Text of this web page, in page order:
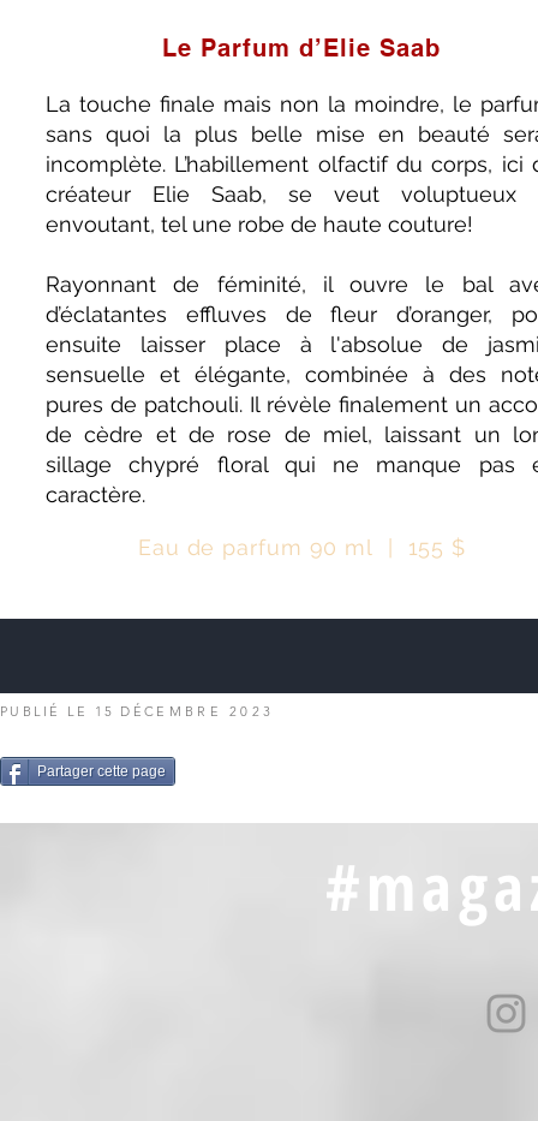
Le Parfum d’Elie Saab
La touche finale mais non la moindre, le
sans quoi la plus belle mise en beauté
incomplète. L’habillement olfactif du corps, ici
créateur Elie Saab, se veut voluptueux
envoutant, tel une robe de haute couture!
Rayonnant de féminité, il ouvre le bal
d’éclatantes effluves de fleur d’oranger,
ensuite laisser place à l'absolue de
sensuelle et élégante, combinée à des
pures de patchouli. Il révèle finalement un
de cèdre et de rose de miel, laissant un
sillage chypré floral qui ne manque pas
caractère.
Eau de parfum 90 ml | 155 $
PUBLIÉ LE 15 DÉC EMBRE 2023
Partager cette page